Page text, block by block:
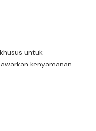
untuk
kenyamanan